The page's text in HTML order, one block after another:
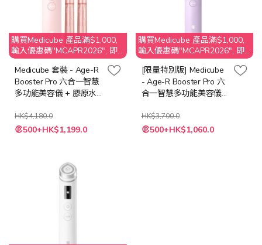
購買Medicube 產品滿$1,000,
輸入優惠碼"MCAPR2026", 即
享$50 折扣
Medicube 套裝 - Age-R
Booster Pro 六合一智慧
多功能美容儀 + 膠原水
HK$4,180.0
500+HK$1,199.0
購買Medicube 產品滿$1,000,
輸入優惠碼"MCAPR2026", 即
享$50 折扣
[限量特別版] Medicube
- Age-R Booster Pro 六
合一智慧多功能美容儀
HK$3,700.0
特
殊 500+HK$1,060.0